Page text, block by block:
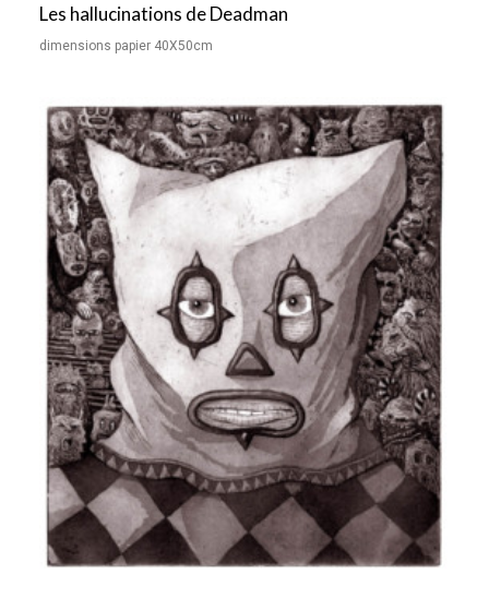
Les hallucinations de Deadman
dimensions papier 40X50cm